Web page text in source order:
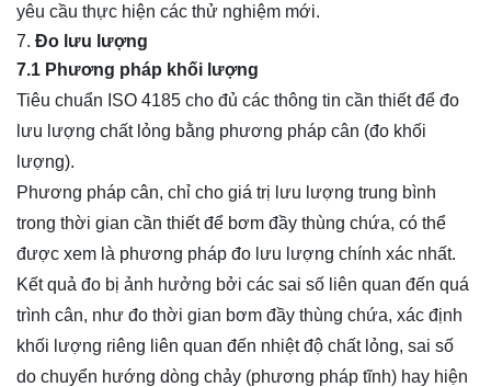
yêu cầu thực hiện các thử nghiệm mới.
Đo lưu lượng
7.1 Phương pháp khối lượng
Tiêu chuẩn ISO 4185 cho đủ các thông tin cần thiết để đo
lưu lượng chất lỏng bằng phương pháp cân (đo khối
lượng).
Phương pháp cân, chỉ cho giá trị lưu lượng trung bình
trong thời gian cần thiết để bơm đầy thùng chứa, có thể
được xem là phương pháp đo lưu lượng chính xác nhất.
Kết quả đo bị ảnh hưởng bởi các sai số liên quan đến quá
trình cân, như đo thời gian bơm đầy thùng chứa, xác định
khối lượng riêng liên quan đến nhiệt độ chất lỏng, sai số
do chuyển hướng dòng chảy (phương pháp tĩnh) hay hiện